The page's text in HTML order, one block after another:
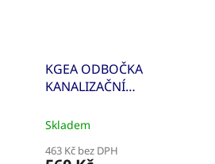
KGEA ODBOČKA
KANALIZAČNÍ
Skladem
463 Kč bez DPH